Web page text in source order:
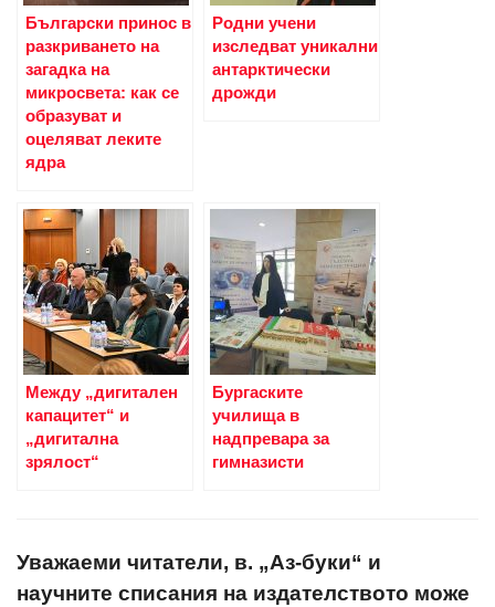
Български принос в
разкриването на
загадка на
микросвета: как се
образуват и
оцеляват леките
ядра
Родни учени
изследват уникални
антарктически
дрожди
Между „дигитален
капацитет“ и
„дигитална
зрялост“
Бургаските
училища в
надпревара за
гимназисти
Уважаеми читатели, в. „Аз-буки“ и
научните списания на издателството може